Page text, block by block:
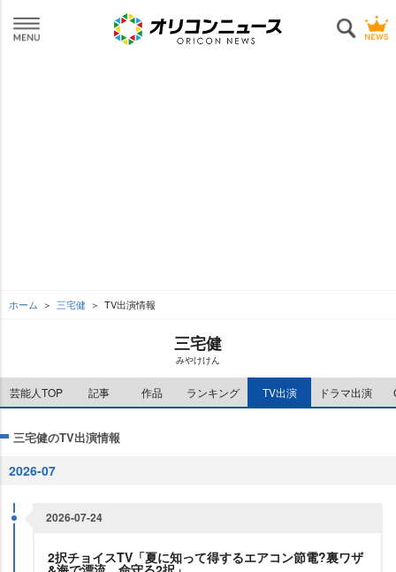
ホーム 三宅健 TV出演情報
三宅健
みやけけん
芸能人TOP 記事 作品 ランキング TV出演 ドラマ出演
三宅健のTV出演情報
2026-07
2026-07-24
2択チョイスTV「夏に知って得するエアコン節電?裏ワザ